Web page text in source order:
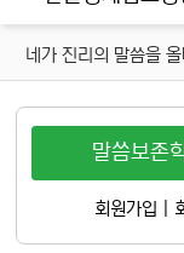
네가 진리의 말씀을
말씀보존
회원가입